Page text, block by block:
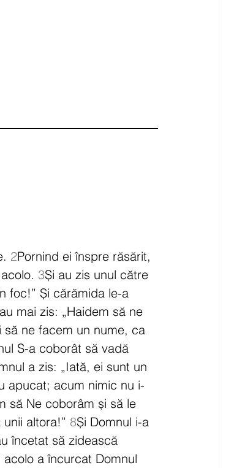
2Pornind ei înspre răsărit,
3Și au zis unul către
foc!” Și cărămida le-a
mai zis: „Haidem să ne
ne facem un nume, ca
S-a coborât să vadă
a zis: „Iată, ei sunt un
apucat; acum nimic nu i-
să Ne coborâm și să le
altora!” 8Și Domnul i-a
încetat să zidească
a încurcat Domnul